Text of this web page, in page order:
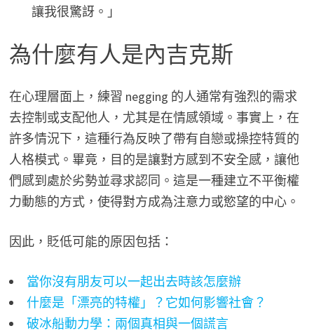
讓我很驚訝。」
為什麼有人是內吉克斯
在心理層面上，練習 negging 的人通常有強烈的需求
去控制或支配他人，尤其是在情感領域。事實上，在
許多情況下，這種行為反映了帶有自戀或操控特質的
人格模式。畢竟，目的是讓對方感到不安全感，讓他
們感到處於劣勢並尋求認同。這是一種建立不平衡權
力動態的方式，使得對方成為注意力或慾望的中心。
因此，貶低可能的原因包括：
當你沒有朋友可以一起出去時該怎麼辦
什麼是「漂亮的特權」？它如何影響社會？
破冰船動力學：兩個真相與一個謊言